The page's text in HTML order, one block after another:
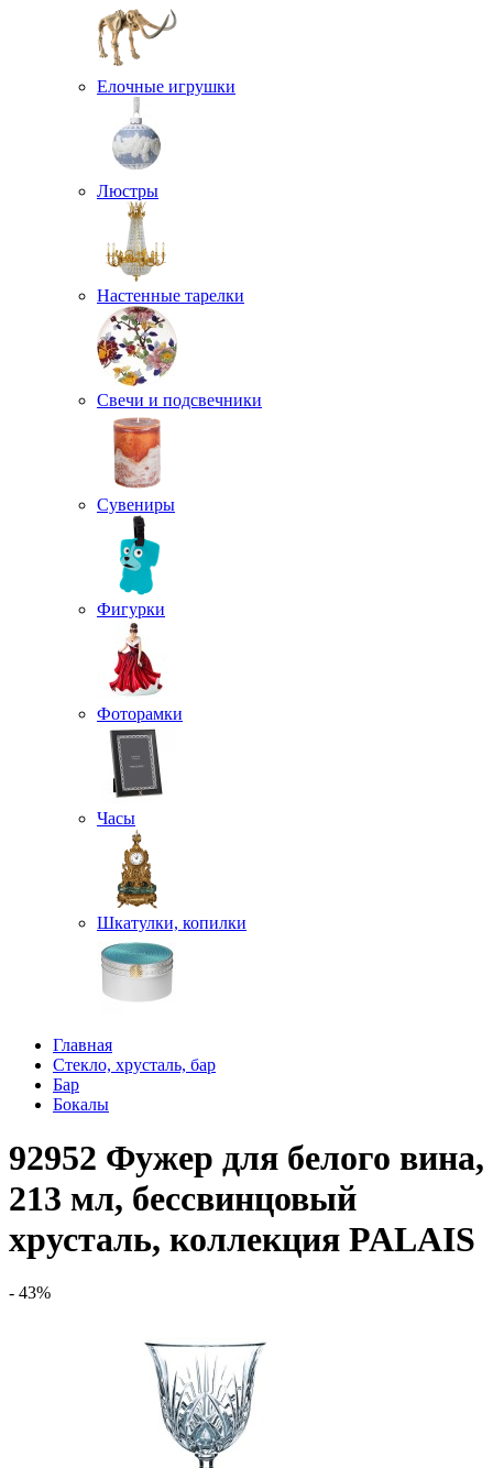
Елочные игрушки
Люстры
Настенные тарелки
Свечи и подсвечники
Сувениры
Фигурки
Фоторамки
Часы
Шкатулки, копилки
Главная
Стекло, хрусталь, бар
Бар
Бокалы
92952 Фужер для белого вина,
213 мл, бессвинцовый
хрусталь, коллекция PALAIS
- 43%